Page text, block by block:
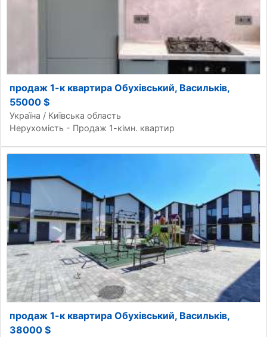
продаж 1-к квартира Обухівський, Васильків,
55000 $
Україна / Київська область
Нерухомість - Продаж 1-кімн. квартир
продаж 1-к квартира Обухівський, Васильків,
38000 $